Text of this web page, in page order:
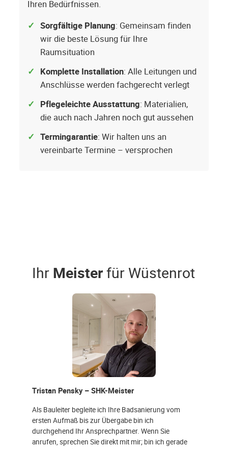
Ihren Bedürfnissen.
Sorgfältige Planung: Gemeinsam finden
wir die beste Lösung für Ihre
Raumsituation
Komplette Installation: Alle Leitungen und
Anschlüsse werden fachgerecht verlegt
Pflegeleichte Ausstattung: Materialien,
die auch nach Jahren noch gut aussehen
Termingarantie: Wir halten uns an
vereinbarte Termine – versprochen
Ihr Meisterfür Wüstenrot
Tristan Pensky – SHK-Meister
Als Bauleiter begleite ich Ihre Badsanierung vom
ersten Aufmaß bis zur Übergabe bin ich
durchgehend Ihr Ansprechpartner. Wenn Sie
anrufen, sprechen Sie direkt mit mir; bin ich gerade